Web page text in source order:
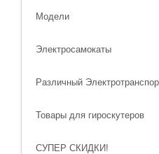
Модели
Электросамокаты
Различный
Товары для гироскутеров
СУПЕР СКИДКИ!